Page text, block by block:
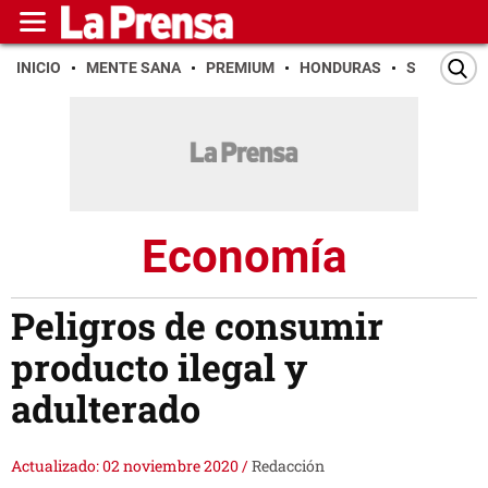
INICIO MENTE SANA PREMIUM HONDURAS SAN PEDRO
Economía
Peligros de consumir
producto ilegal y
adulterado
Actualizado: 02 noviembre 2020/Redacción